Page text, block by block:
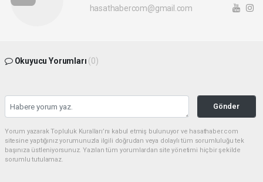
hasathabercom@gmail.com
Okuyucu Yorumları (0)
Gönder
Yorum yazarak Topluluk Kuralları’nı kabul etmiş bulunuyor ve hasathaber.com
sitesine yaptığınız yorumunuzla ilgili doğrudan veya dolaylı tüm sorumluluğu tek
başınıza üstleniyorsunuz. Yazılan tüm yorumlardan site yönetimi hiçbir şekilde
sorumlu tutulamaz.